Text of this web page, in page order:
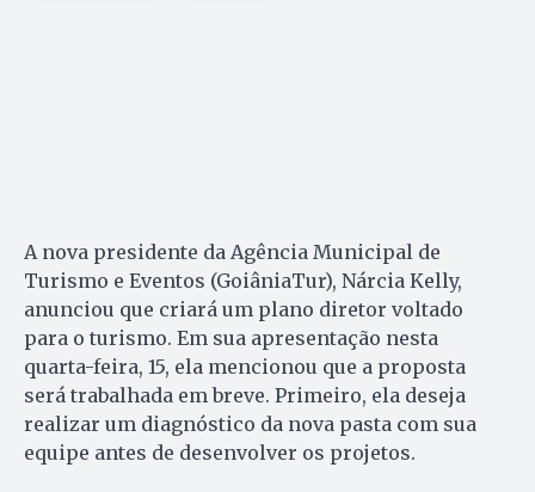
A nova presidente da Agência Municipal de
Turismo e Eventos (GoiâniaTur), Nárcia Kelly,
anunciou que criará um plano diretor voltado
para o turismo. Em sua apresentação nesta
quarta-feira, 15, ela mencionou que a proposta
será trabalhada em breve. Primeiro, ela deseja
realizar um diagnóstico da nova pasta com sua
equipe antes de desenvolver os projetos.